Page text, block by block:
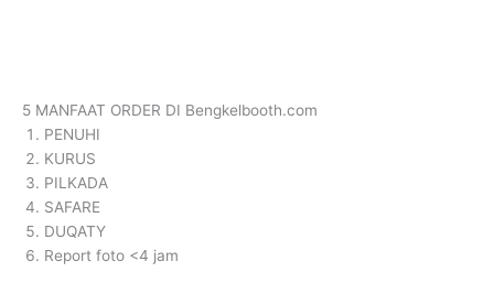
5 MANFAAT ORDER DI Bengkelbooth.com
PENUHI
KURUS
PILKADA
SAFARE
DUQATY
Report foto <4 jam